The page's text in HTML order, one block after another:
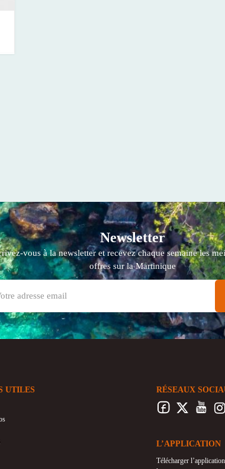
Newsletter
vous à la newsletter et recevez chaque semaine les
offres sur la Martinique
UTILES RÉSEAUX
L’APPLICATION
Télécharger